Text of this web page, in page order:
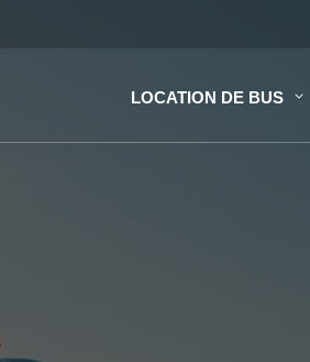
LOCATION DE BUS